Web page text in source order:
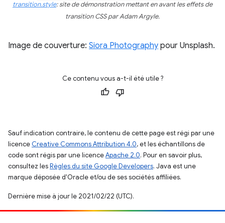
transition.style: site de démonstration mettant en avant les effets de
transition CSS par Adam Argyle.
Image de couverture: Siora Photography pour Unsplash.
Ce contenu vous a-t-il été utile ?
Sauf indication contraire, le contenu de cette page est régi par une
licence Creative Commons Attribution 4.0, et les échantillons de
code sont régis par une licenceApache 2.0. Pour en savoir plus,
consultez lesRègles du site Google Developers. Java est une
marque déposée d'Oracle et/ou de ses sociétés affiliées.
Dernière mise à jour le 2021/02/22 (UTC).